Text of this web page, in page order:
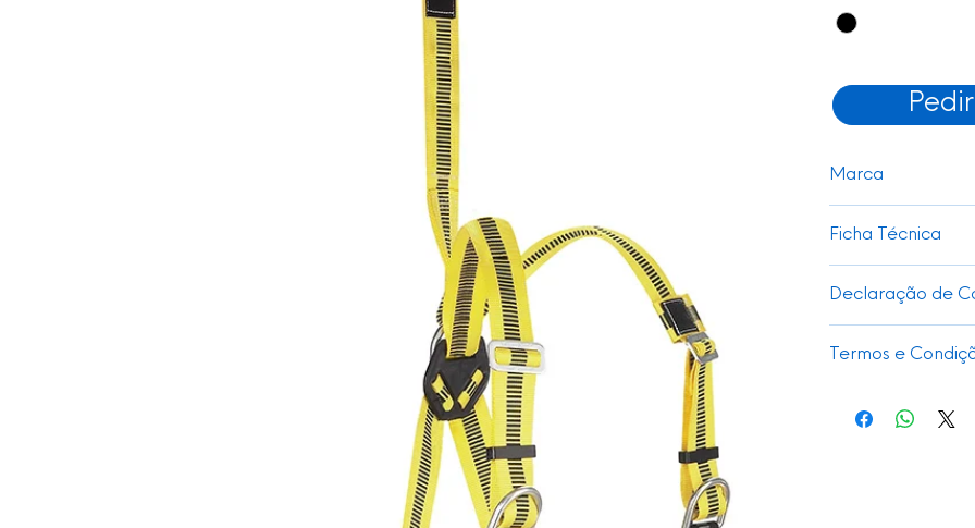
Marca
Ficha Técnica
Declaração de
Termos e
Envios rápidos